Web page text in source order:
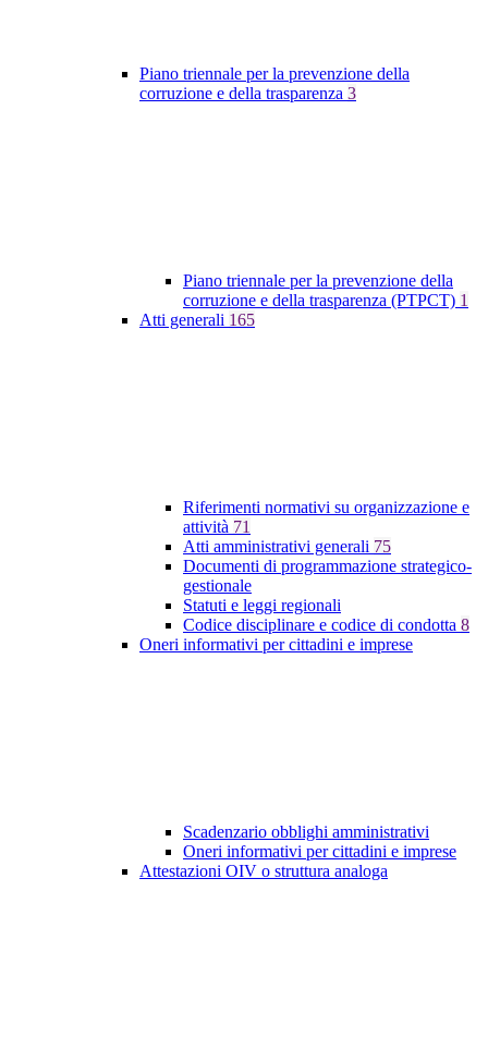
Piano triennale per la prevenzione della
corruzione e della trasparenza 3
Piano triennale per la prevenzione della
corruzione e della trasparenza (PTPCT) 1
Atti generali 165
Riferimenti normativi su organizzazione e
attività 71
Atti amministrativi generali 75
Documenti di programmazione strategico-
gestionale
Statuti e leggi regionali
Codice disciplinare e codice di condotta 8
Oneri informativi per cittadini e imprese
Scadenzario obblighi amministrativi
Oneri informativi per cittadini e imprese
Attestazioni OIV o struttura analoga